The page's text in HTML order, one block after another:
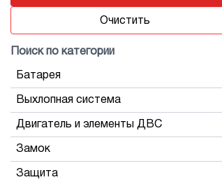
Очистить
Поиск по категории
Батарея
Выхлопная система
Двигатель и элементы ДВС
Замок
Защита